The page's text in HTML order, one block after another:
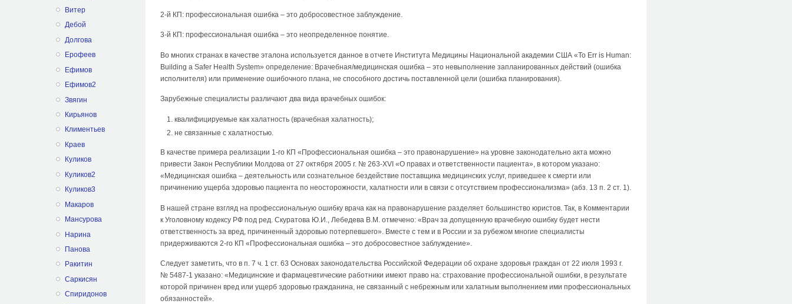
Витер
Дебой
Долгова
Ерофеев
Ефимов
Ефимов2
Звягин
Кирьянов
Климентьев
Краев
Куликов
Куликов2
Куликов3
Макаров
Мансурова
Нарина
Панова
Ракитин
Саркисян
Спиридонов
2-й КП: профессиональная ошибка – это добросовестное заблуждение.
3-й КП: профессиональная ошибка – это неопределенное понятие.
Во многих странах в качестве эталона используется данное в отчете Института Медицины Национальной академии США «To Err is Human:
Building a Safer Health System» определение: Врачебная/медицинская ошибка – это невыполнение запланированных действий (ошибка
исполнителя) или применение ошибочного плана, не способного достичь поставленной цели (ошибка планирования).
Зарубежные специалисты различают два вида врачебных ошибок:
квалифицируемые как халатность (врачебная халатность);
не связанные с халатностью.
В качестве примера реализации 1-го КП «Профессиональная ошибка – это правонарушение» на уровне законодательно акта можно
привести Закон Республики Молдова от 27 октября 2005 г. № 263-XVI «О правах и ответственности пациента», в котором указано:
«Медицинская ошибка – деятельность или сознательное бездействие поставщика медицинских услуг, приведшее к смерти или
причинению ущерба здоровью пациента по неосторожности, халатности или в связи с отсутствием профессионализма» (абз. 13 п. 2 ст. 1).
В нашей стране взгляд на профессиональную ошибку врача как на правонарушение разделяет большинство юристов. Так, в Комментарии
к Уголовному кодексу РФ под ред. Скуратова Ю.И., Лебедева В.М. отмечено: «Врач за допущенную врачебную ошибку будет нести
ответственность за вред, причиненный здоровью потерпевшего». Вместе с тем и в России и за рубежом многие специалисты
придерживаются 2-го КП «Профессиональная ошибка – это добросовестное заблуждение».
Следует заметить, что в п. 7 ч. 1 ст. 63 Основах законодательства Российской Федерации об охране здоровья граждан от 22 июля 1993 г.
№ 5487-1 указано: «Медицинские и фармацевтические работники имеют право на: страхование профессиональной ошибки, в результате
которой причинен вред или ущерб здоровью гражданина, не связанный с небрежным или халатным выполнением ими профессиональных
обязанностей».